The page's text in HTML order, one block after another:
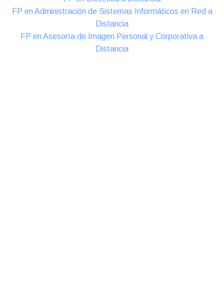
FP en Administración de Sistemas Informáticos en Red a
Distancia
FP en Asesoría de Imagen Personal y Corporativa a
Distancia